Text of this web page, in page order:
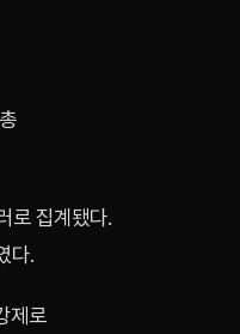
로 집계됐다.
다.
제로